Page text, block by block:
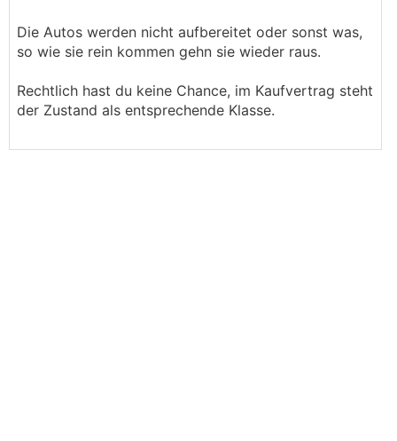
Die Autos werden nicht aufbereitet oder sonst was,
so wie sie rein kommen gehn sie wieder raus.
Rechtlich hast du keine Chance, im Kaufvertrag steht
der Zustand als entsprechende Klasse.